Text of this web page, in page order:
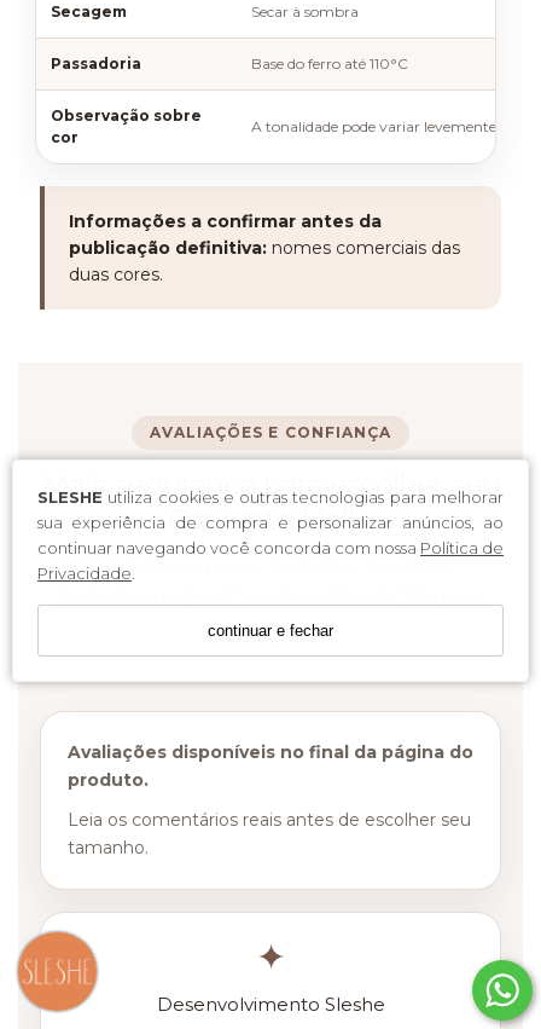
SLESHE utiliza cookies e outras tecnologias para melhorar
sua experiência de compra e personalizar anúncios, ao
continuar navegando você concorda com nossa Política de
Privacidade.
continuar e fechar
Secagem Secar à sombra
Passadoria Base do ferro até 110°C
Observação sobre
cor
A tonalidade pode variar levemente
Informações a confirmar antes da
publicação definitiva: nomes comerciais das
duas cores.
AVALIAÇÕES E CONFIANÇA
Mais segurança para escolher seu
Conjunto Holly.
O produto já possui avaliações na página.
entender melhor conforto, vestibilidade e
percepção do tecido antes da compra.
Avaliações disponíveis no final da página do
produto.
Leia os comentários reais antes de escolher seu
tamanho.
✦
Desenvolvimento Sleshe